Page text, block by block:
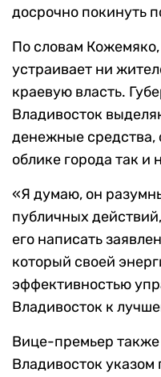
досрочно покинуть
По словам
устраивает ни
краевую власть.
Владивосток
денежные средства,
облике города так и
«Я думаю, он
публичных
его написать
который своей
эффективностью
Владивосток к
Вице-премьер также
Владивосток указом